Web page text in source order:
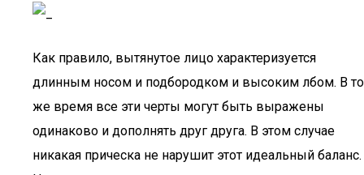
Как правило, вытянутое лицо характеризуется
длинным носом и подбородком и высоким лбом. В то
же время все эти черты могут быть выражены
одинаково и дополнять друг друга. В этом случае
никакая прическа не нарушит этот идеальный баланс.